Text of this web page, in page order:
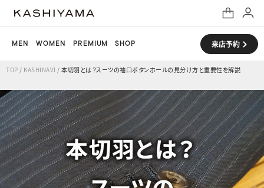
MEN WOMEN PREMIUM SHOP 来店予約
TOP / KASHINAVI / 本切羽とは？スーツの袖口ボタンホールの見分け方と重要性を解説